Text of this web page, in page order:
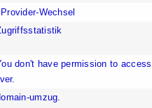
Provider-Wechsel
don't have permission to
umzug.